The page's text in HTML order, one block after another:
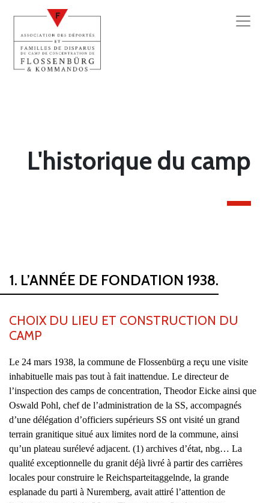
L'historique du camp
1. L’ANNÉE DE FONDATION 1938.
CHOIX DU LIEU ET CONSTRUCTION DU
CAMP
Le 24 mars 1938, la commune de Flossenbürg a reçu une visite
inhabituelle mais pas tout à fait inattendue. Le directeur de
l’inspection des camps de concentration, Theodor Eicke ainsi que
Oswald Pohl, chef de l’administration de la SS, accompagnés
d’une délégation d’officiers supérieurs SS ont visité un grand
terrain granitique situé aux limites nord de la commune, ainsi
qu’un plateau surélevé adjacent. (1) archives d’état, nbg… La
qualité exceptionnelle du granit déjà livré à partir des carrières
locales pour construire le Reichsparteitaggelnde, la grande
esplanade du parti à Nuremberg, avait attiré l’attention de